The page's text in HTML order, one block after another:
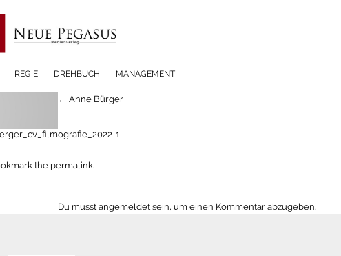
REGIE DREHBUCH MANAGEMENT
← Anne Bürger
1
the permalink.
Du musst angemeldet sein, um einen Kommentar abzugeben.